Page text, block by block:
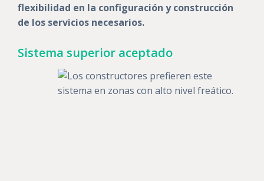
flexibilidad en la configuración y construcción
de los servicios necesarios.
Sistema superior aceptado